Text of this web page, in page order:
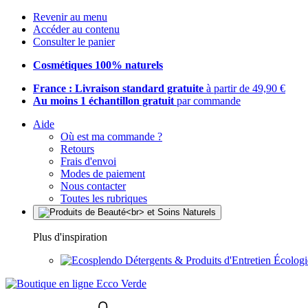
Revenir au menu
Accéder au contenu
Consulter le panier
Cosmétiques 100% naturels
France : Livraison standard gratuite à partir de 49,90 €
Au moins 1 échantillon gratuit par commande
Aide
Où est ma commande ?
Retours
Frais d'envoi
Modes de paiement
Nous contacter
Toutes les rubriques
Plus d'inspiration
Détergents & Produits d'Entretien